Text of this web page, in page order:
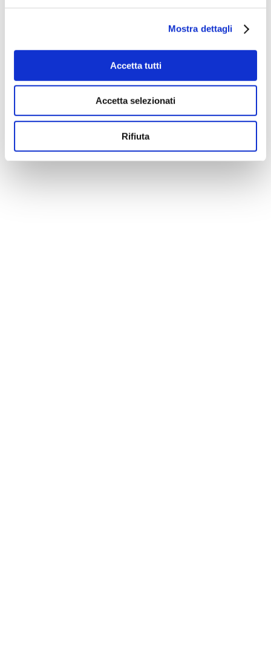
Mostra dettagli
Accetta tutti
Accetta selezionati
Rifiuta